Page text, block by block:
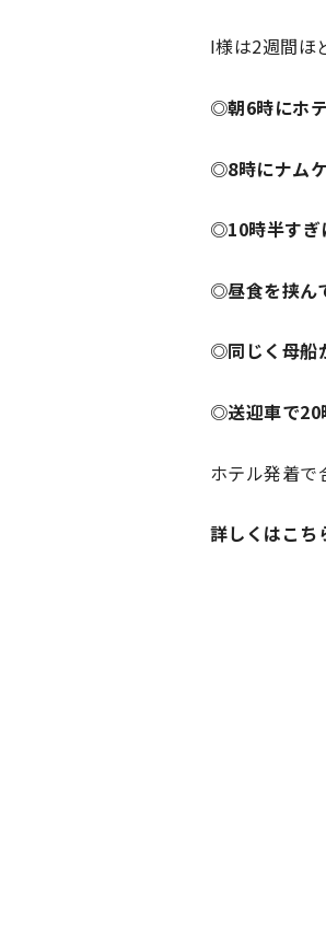
I様は2週間ほ
◎朝6時にホ
◎8時にナム
◎10時半すぎ
◎昼食を挟ん
◎同じく母船
◎送迎車で20
ホテル発着で
詳しくはこ